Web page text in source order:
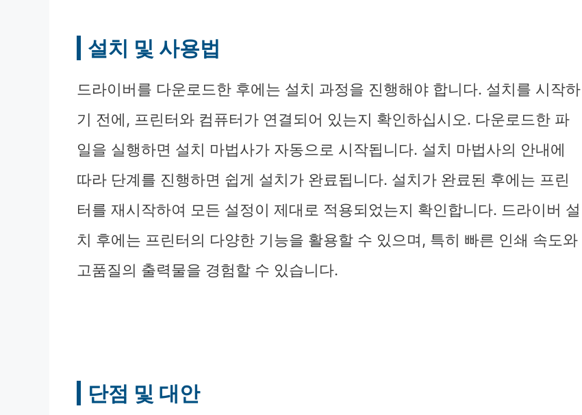
설치 및 사용법
드라이버를 다운로드한 후에는 설치 과정을 진행해야 합니다. 설치를 시작하
기 전에, 프린터와 컴퓨터가 연결되어 있는지 확인하십시오. 다운로드한 파
일을 실행하면 설치 마법사가 자동으로 시작됩니다. 설치 마법사의 안내에
따라 단계를 진행하면 쉽게 설치가 완료됩니다. 설치가 완료된 후에는 프린
터를 재시작하여 모든 설정이 제대로 적용되었는지 확인합니다. 드라이버 설
치 후에는 프린터의 다양한 기능을 활용할 수 있으며, 특히 빠른 인쇄 속도와
고품질의 출력물을 경험할 수 있습니다.
단점 및 대안